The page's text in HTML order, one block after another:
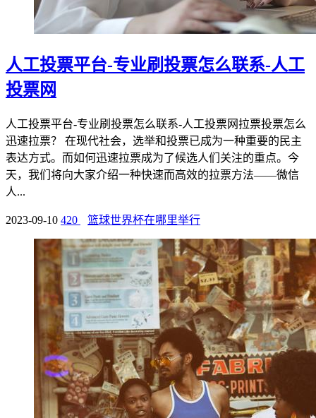
人工投票平台-专业刷投票怎么联系-人工
投票网
人工投票平台-专业刷投票怎么联系-人工投票网拉票投票怎么
迅速拉票？ 在现代社会，选举和投票已成为一种重要的民主
表达方式。而如何迅速拉票成为了候选人们关注的重点。今
天，我们将向大家介绍一种快速而高效的拉票方法——微信
人...
2023-09-10 420 篮球世界杯在哪里举行